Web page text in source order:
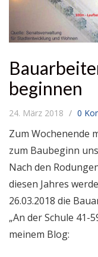
beginnen
24. März 2018 0
Zum Wochenende
zum Baubeginn
Nach den
diesen Jahres
26.03.2018 die
„An der Schule 41-
meinem Blog: